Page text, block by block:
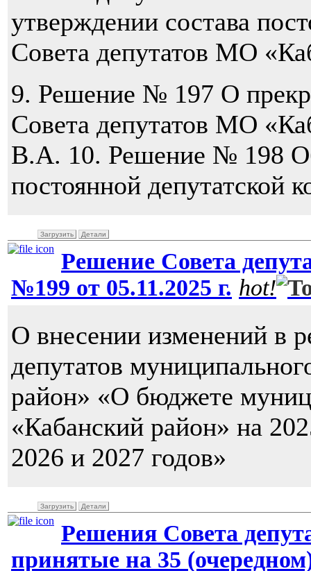
утверждении состава
Совета депутатов МО
9. Решение № 197 О
Совета депутатов МО
В.А. 10. Решение № 198
постоянной депутатской
Загрузить Детали
Решение Совета
№199 от 05.11.2025 г. hot!
О внесении изменений в
депутатов
район» «О бюджете
«Кабанский район» на
2026 и 2027 годов»
Загрузить Детали
Решения Совета
принятые на 35